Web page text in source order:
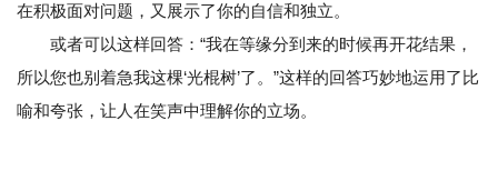
在积极面对问题，又展示了你的自信和独立。
或者可以这样回答：“我在等缘分到来的时候再开花结果，
所以您也别着急我这棵‘光棍树’了。”这样的回答巧妙地运用了比
喻和夸张，让人在笑声中理解你的立场。